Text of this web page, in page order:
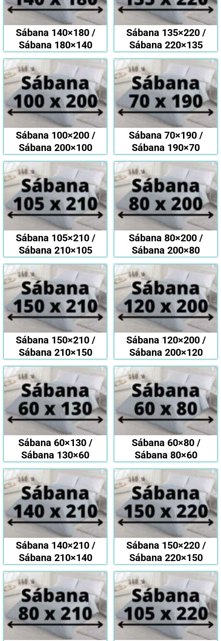
Sábana 140×180 /
Sábana 180×140
Sábana 135×220 /
Sábana 220×135
Sábana 100×200 /
Sábana 200×100
Sábana 70×190 /
Sábana 190×70
Sábana 105×210 /
Sábana 210×105
Sábana 80×200 /
Sábana 200×80
Sábana 150×210 /
Sábana 210×150
Sábana 120×200 /
Sábana 200×120
Sábana 60×130 /
Sábana 130×60
Sábana 60×80 /
Sábana 80×60
Sábana 140×210 /
Sábana 210×140
Sábana 150×220 /
Sábana 220×150